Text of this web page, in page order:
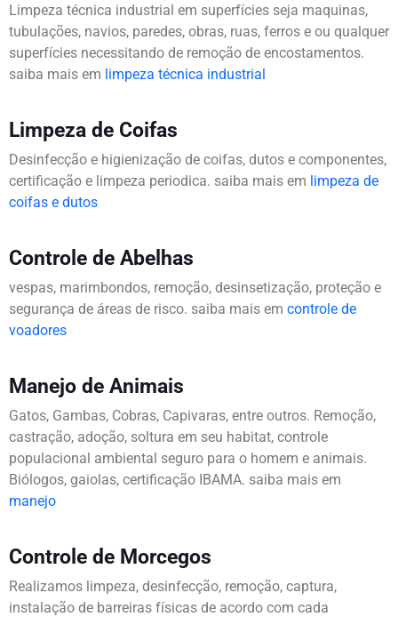
Limpeza técnica industrial em superfícies seja maquinas,
tubulações, navios, paredes, obras, ruas, ferros e ou qualquer
superfícies necessitando de remoção de encostamentos.
saiba mais em limpeza técnica industrial
Limpeza de Coifas
Desinfecção e higienização de coifas, dutos e componentes,
certificação e limpeza periodica. saiba mais em limpeza de
coifas e dutos
Controle de Abelhas
vespas, marimbondos, remoção, desinsetização, proteção e
segurança de áreas de risco. saiba mais em controle de
voadores
Manejo de Animais
Gatos, Gambas, Cobras, Capivaras, entre outros. Remoção,
castração, adoção, soltura em seu habitat, controle
populacional ambiental seguro para o homem e animais.
Biólogos, gaiolas, certificação IBAMA. saiba mais em
manejo
Controle de Morcegos
Realizamos limpeza, desinfecção, remoção, captura,
instalação de barreiras físicas de acordo com cada